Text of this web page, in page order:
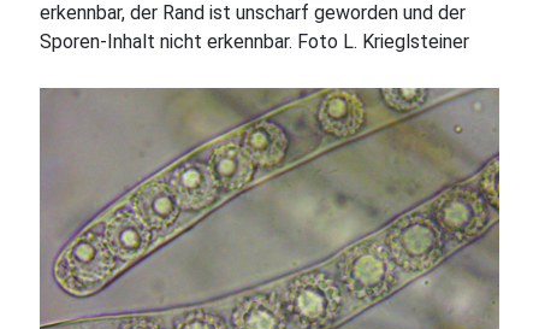
erkennbar, der Rand ist unscharf geworden und der
Sporen-Inhalt nicht erkennbar. Foto L. Krieglsteiner